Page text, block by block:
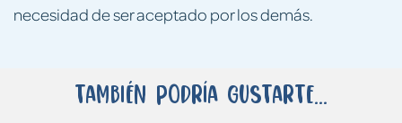
necesidad de ser aceptado por los demás.
También podría gustarte...